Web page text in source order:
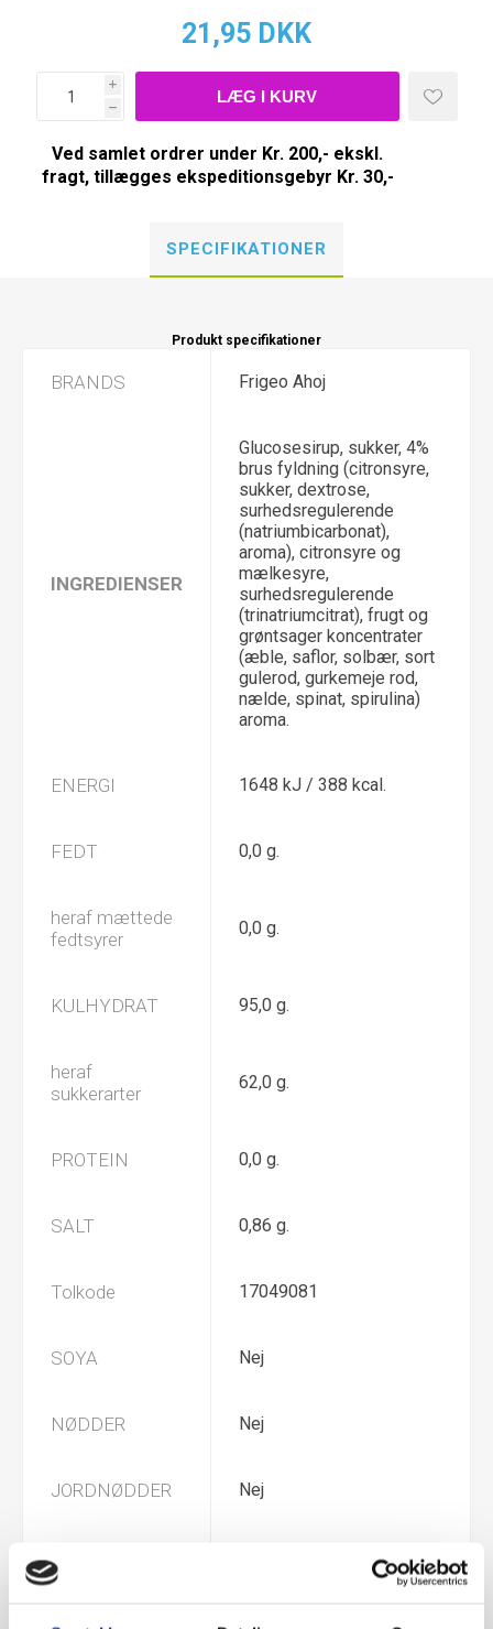
21,95 DKK
i
h
Ved samlet ordrer under Kr. 200,- ekskl.
fragt, tillægges ekspeditionsgebyr Kr. 30,-
SPECIFIKATIONER
Produkt specifikationer
BRANDS Frigeo Ahoj
INGREDIENSER
Glucosesirup, sukker, 4%
brus fyldning (citronsyre,
sukker, dextrose,
surhedsregulerende
(natriumbicarbonat),
aroma), citronsyre og
mælkesyre,
surhedsregulerende
(trinatriumcitrat), frugt og
grøntsager koncentrater
(æble, saflor, solbær, sort
gulerod, gurkemeje rod,
nælde, spinat, spirulina)
aroma.
ENERGI 1648 kJ / 388 kcal.
FEDT 0,0 g.
heraf mættede
fedtsyrer
0,0 g.
KULHYDRAT 95,0 g.
heraf
sukkerarter
62,0 g.
PROTEIN 0,0 g.
SALT 0,86 g.
Tolkode 17049081
SOYA Nej
NØDDER Nej
JORDNØDDER Nej
MÆLK
GLUTEN Nej